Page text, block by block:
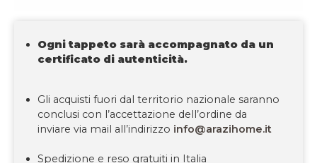
Ogni tappeto sarà accompagnato da un
certificato di autenticità.
Gli acquisti fuori dal territorio nazionale saranno
conclusi con l’accettazione dell’ordine da
inviare via mail all’indirizzo info@arazihome.it
Spedizione e reso gratuiti in Italia